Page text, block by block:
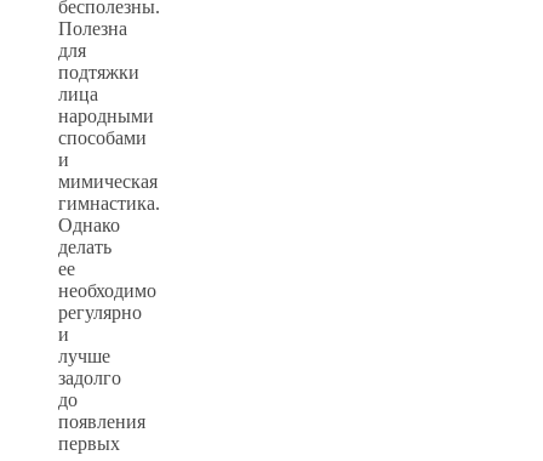
бесполезны.
Полезна
для
подтяжки
лица
народными
способами
и
мимическая
гимнастика.
Однако
делать
ее
необходимо
регулярно
и
лучше
задолго
до
появления
первых